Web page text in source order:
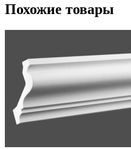
Похожие товары